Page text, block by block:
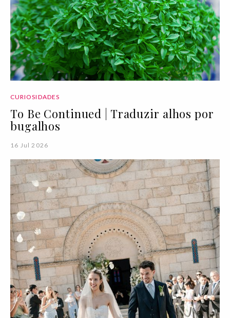
CURIOSIDADES
To Be Continued | Traduzir alhos por
bugalhos
16 Jul 2026